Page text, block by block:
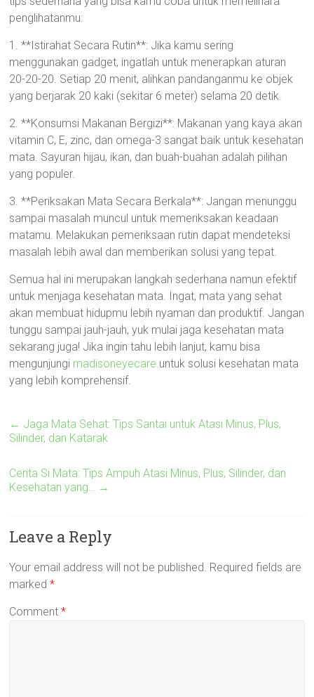
penglihatanmu:
1. **Istirahat Secara Rutin**: Jika kamu sering
menggunakan gadget, ingatlah untuk menerapkan aturan
20-20-20. Setiap 20 menit, alihkan pandanganmu ke objek
yang berjarak 20 kaki (sekitar 6 meter) selama 20 detik.
2. **Konsumsi Makanan Bergizi**: Makanan yang kaya akan
vitamin C, E, zinc, dan omega-3 sangat baik untuk kesehatan
mata. Sayuran hijau, ikan, dan buah-buahan adalah pilihan
yang populer.
3. **Periksakan Mata Secara Berkala**: Jangan menunggu
sampai masalah muncul untuk memeriksakan keadaan
matamu. Melakukan pemeriksaan rutin dapat mendeteksi
masalah lebih awal dan memberikan solusi yang tepat.
Semua hal ini merupakan langkah sederhana namun efektif
untuk menjaga kesehatan mata. Ingat, mata yang sehat
akan membuat hidupmu lebih nyaman dan produktif. Jangan
tunggu sampai jauh-jauh, yuk mulai jaga kesehatan mata
sekarang juga! Jika ingin tahu lebih lanjut, kamu bisa
mengunjungi madisoneyecare untuk solusi kesehatan mata
yang lebih komprehensif.
← Jaga Mata Sehat: Tips Santai untuk Atasi Minus, Plus,
Silinder, dan Katarak
Cerita Si Mata: Tips Ampuh Atasi Minus, Plus, Silinder, dan
Kesehatan yang… →
Leave a Reply
Your email address will not be published. Required fields are
marked*
Comment*